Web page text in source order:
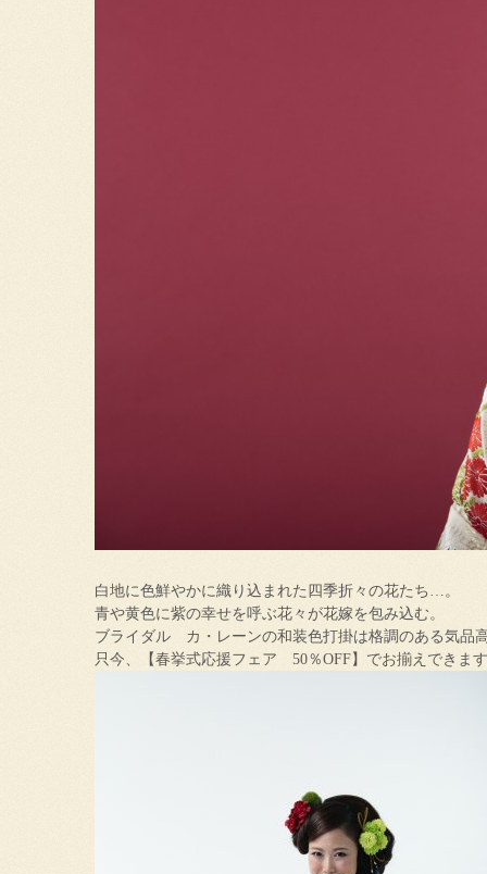
白地に色鮮やかに織り込まれた四季折々の花たち…。
青や黄色に紫の幸せを呼ぶ花々が花嫁を包み込む。
ブライダル カ・レーンの和装色打掛は格調のある気品
只今、【春挙式応援フェア 50％OFF】でお揃えできます